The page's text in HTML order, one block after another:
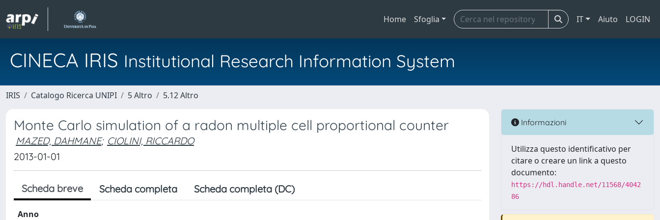
Home Sfoglia IT Aiuto LOGIN
CINECA IRIS Institutional Research Information System
IRIS Catalogo Ricerca UNIPI 5 Altro 5.12 Altro
Monte Carlo simulation of a radon multiple cell proportional counter
MAZED, DAHMANE; CIOLINI, RICCARDO
2013-01-01
Scheda breve Scheda completa Scheda completa (DC)
Anno
Informazioni
Utilizza questo identificativo per
citare o creare un link a questo
documento:
https://hdl.handle.net/11568/4042
86